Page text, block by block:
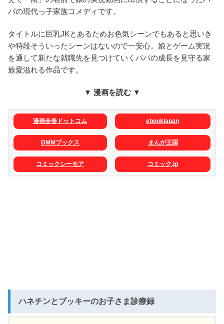
パの現代っ子家族コメディです。
タイトルに巨乳JKとあるためお色気シーンでもあると思いき
や特段そういったシーンはないので一安心。娘とゲーム実況
を通して新たな就職先を見つけていくパパの成長を見守る家
族愛溢れる作品です。
▼ 漫画を読む ▼
漫画全巻ドットコム ebookjapan
DMMブックス まんが王国
コミックシーモア コミック.jp
ハネチンとブッキーのお子さま診療録